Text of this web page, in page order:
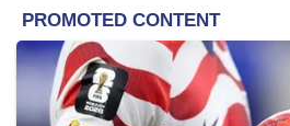
“Di Swaziland, kami tidak
kanak-kanak autistik. Namun kini
rancangan dan berharap boleh
telah kami pelajari di sini,” kata